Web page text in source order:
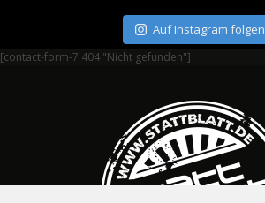
Auf Instagram folgen
[contact-form-7 404 "Nicht gefunden"]